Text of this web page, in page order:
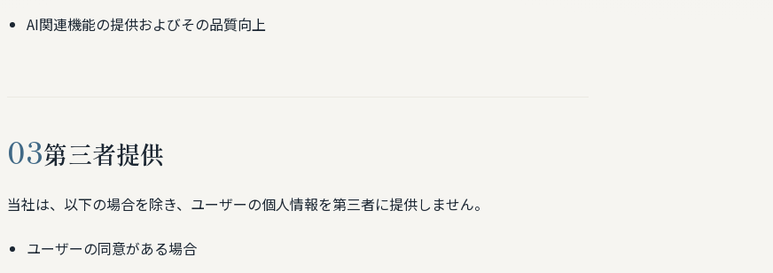
AI関連機能の提供およびその品質向上
03第三者提供
当社は、以下の場合を除き、ユーザーの個人情報を第三者に提供しません。
ユーザーの同意がある場合